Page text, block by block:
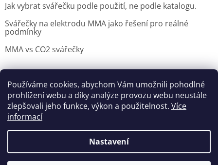
Používáme cookies, abychom Vám umožnili pohodlné
prohlížení webu a díky analýze provozu webu neustále
zlepšovali jeho funkce, výkon a použitelnost. Více
informací
Nastavení
Jak vybrat svářečku podle použití, ne podle katalogu.
Svářečky na elektrodu MMA jako řešení pro reálné
podmínky
MMA vs CO2 svářečky
Možnosti doručení Nakupovani Možností platby
Výběr svářečky
Vytvořil Shoptet